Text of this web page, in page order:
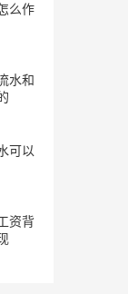
么作
水和
可以
资背